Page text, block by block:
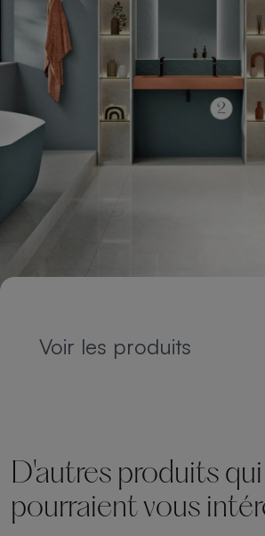
Voir les produits
D'autres produits qui
pourraient vous